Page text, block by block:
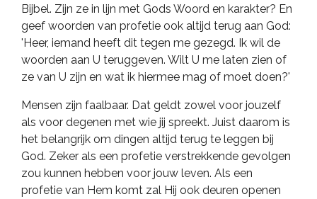
Bijbel. Zijn ze in lijn met Gods Woord en karakter? En
geef woorden van profetie ook altijd terug aan God:
'Heer, iemand heeft dit tegen me gezegd. Ik wil de
woorden aan U teruggeven. Wilt U me laten zien of
ze van U zijn en wat ik hiermee mag of moet doen?'
Mensen zijn faalbaar. Dat geldt zowel voor jouzelf
als voor degenen met wie jij spreekt. Juist daarom is
het belangrijk om dingen altijd terug te leggen bij
God. Zeker als een profetie verstrekkende gevolgen
zou kunnen hebben voor jouw leven. Als een
profetie van Hem komt zal Hij ook deuren openen